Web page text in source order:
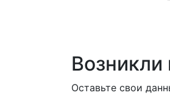
Оставьте свои